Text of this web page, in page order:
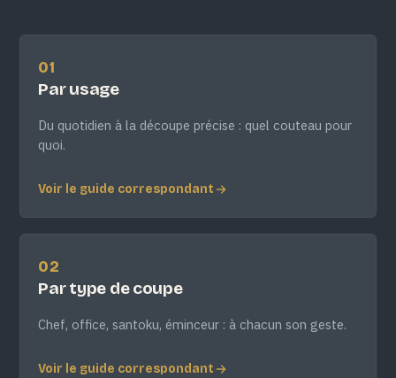
01
Par usage
Du quotidien à la découpe précise : quel couteau pour
quoi.
Voir le guide correspondant
02
Par type de coupe
Chef, office, santoku, éminceur : à chacun son geste.
Voir le guide correspondant